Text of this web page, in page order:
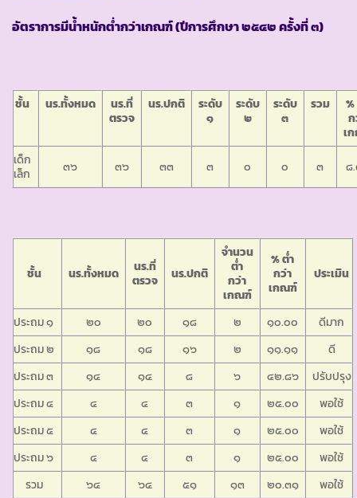
อัตราการมีน้ำหนักต่ำกว่าเกณฑ์ (ปีการศึกษา ๒๕๔๒ ครั้งที่ ๓)
ชั้น นร.ทั้งหมด
นร.ที่
ตรวจ
นร.ปกติ
ระดับ
๑
ระดับ
๒
ระดับ
๓
รวม
เ
เด็ก
เล็ก
๓๖ ๓๖ ๓๓ ๓ ๐ ๐ ๓ ๘
ชั้น นร.ทั้งหมด
นร.ที่
ตรวจ
นร.ปกติ
จำนวน
ต่ำ
กว่า
เกณฑ์
% ต่ำ
กว่า
เกณฑ์
ประเมิน
ประถม ๑ ๒๐ ๒๐ ๑๘ ๒ ๑๐.๐๐
ดีมาก
ประถม ๒
๑๘ ๑๘ ๑๖ ๒ ๑๑.๑๑
ดี
ประถม ๓
๑๔ ๑๔ ๘ ๖ ๔๒.๘๖
ปรับปรุง
ประถม ๔
๔ ๔ ๓ ๑ ๒๕.๐๐
พอใช้
ประถม ๕
๔ ๔ ๓ ๑ ๒๕.๐๐
พอใช้
ประถม ๖
๔ ๔ ๓ ๑ ๒๕.๐๐
พอใช้
รวม
๖๔ ๖๔ ๕๑ ๑๓ ๒๐.๓๑ พอใช้